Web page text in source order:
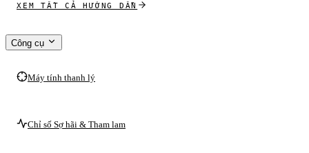
XEM TẤT CẢ HƯỚNG DẪN
Công cụ
Máy tính thanh lý
Chỉ số Sợ hãi & Tham lam